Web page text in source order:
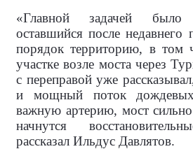
«Главной задачей
оставшийся после
порядок территорию, в том
участке возле моста через
с переправой уже
и мощный поток
важную артерию, мост
начнутся
рассказал Ильдус Давлятов.